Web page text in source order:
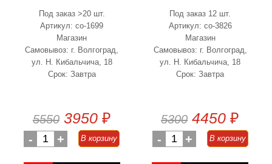
Под заказ >20 шт.
Артикул: co-1699
Магазин
Самовывоз: г. Волгоград,
ул. Н. Кибальчича, 18
Срок: Завтра
5550 3950 ₽
- 1 + В корзину
Под заказ 12 шт.
Артикул: co-3826
Магазин
Самовывоз: г. Волгоград,
ул. Н. Кибальчича, 18
Срок: Завтра
5300 4450 ₽
- 1 + В корзину